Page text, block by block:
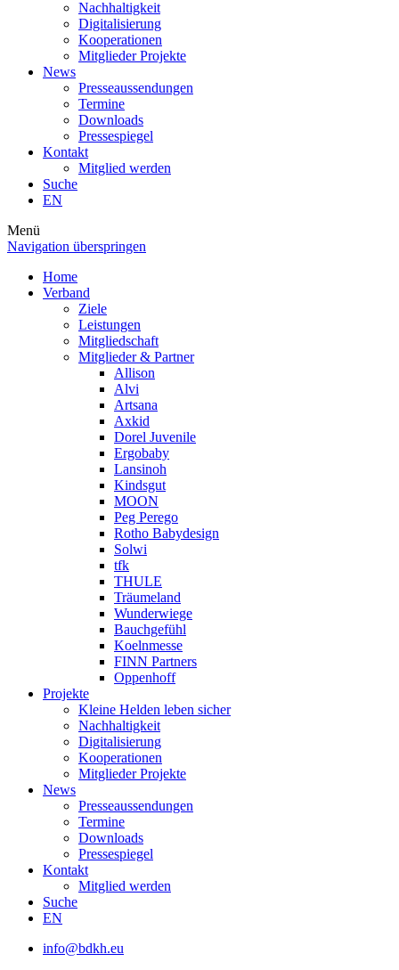
Nachhaltigkeit
Digitalisierung
Kooperationen
Mitglieder Projekte
News
Presseaussendungen
Termine
Downloads
Pressespiegel
Kontakt
Mitglied werden
Suche
EN
Menü
Navigation überspringen
Home
Verband
Ziele
Leistungen
Mitgliedschaft
Mitglieder & Partner
Allison
Alvi
Artsana
Axkid
Dorel Juvenile
Ergobaby
Lansinoh
Kindsgut
MOON
Peg Perego
Rotho Babydesign
Solwi
tfk
THULE
Träumeland
Wunderwiege
Bauchgefühl
Koelnmesse
FINN Partners
Oppenhoff
Projekte
Kleine Helden leben sicher
Nachhaltigkeit
Digitalisierung
Kooperationen
Mitglieder Projekte
News
Presseaussendungen
Termine
Downloads
Pressespiegel
Kontakt
Mitglied werden
Suche
EN
info@bdkh.eu